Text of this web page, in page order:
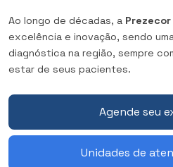
Ao longo de décadas, a Prezecor
excelência e inovação, sendo
diagnóstica na região, sempre
estar de seus pacientes.
Agende seu
Unidades de